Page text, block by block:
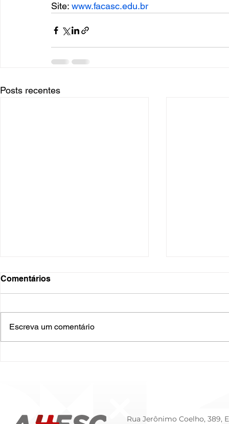
Site: www.facasc.edu.br
Posts recentes
Comentários
Escreva um comentário
Rua Jerônimo Coelho, 389,